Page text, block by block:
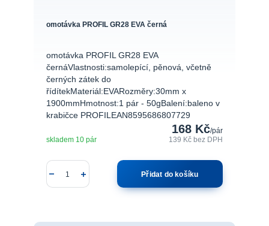
omotávka PROFIL GR28 EVA černá
omotávka PROFIL GR28 EVA
černáVlastnosti:samolepící, pěnová, včetně
černých zátek do
řídítekMateriál:EVARozměry:30mm x
1900mmHmotnost:1 pár - 50gBalení:baleno v
krabičce PROFILEAN8595686807729
168 Kč/pár
139 Kčbez DPH
skladem 10 pár
Přidat do košíku